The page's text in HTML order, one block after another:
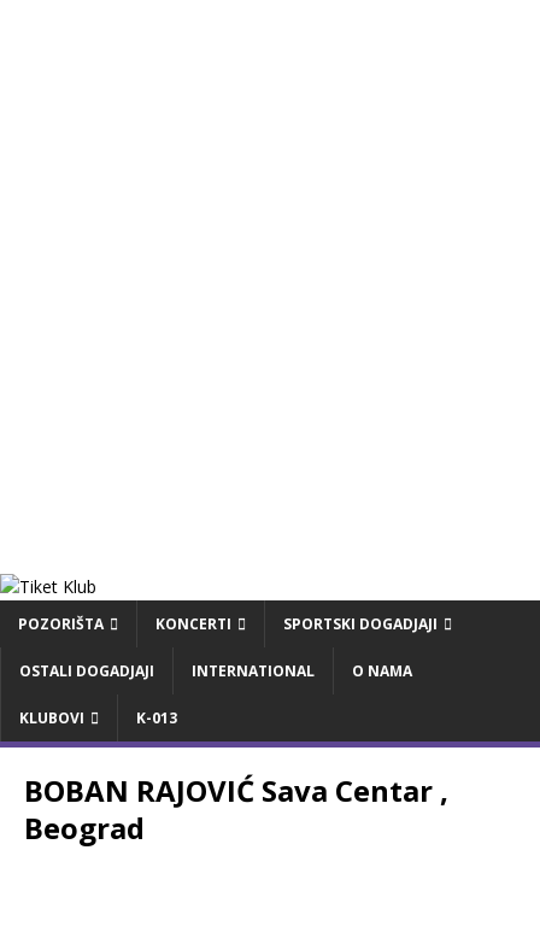
POZORIŠTA KONCERTI SPORTSKI DOGADJAJI
OSTALI DOGADJAJI INTERNATIONAL O NAMA
KLUBOVI K-013
BOBAN RAJOVIĆ Sava Centar ,
Beograd